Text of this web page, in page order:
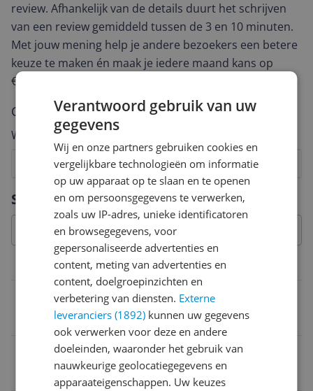
Specificaties
Overige kenmerken
Regio games
Nintendo Switch
Game platform
Nintendo Switch
review. Afhankelijk van de details duurt het schrijven
van een review gemiddeld tussen de 3 en 10 minuten.
Met jouw mening help je andere bezoekers een betere
keuze te maken én maak je iedere maand kans op
€250,-!
Cijfer
Welk cijfer geef jij dit product?
9
8
7
6
5
4
3
2
Vraag 1 van 4
Verantwoord gebruik van uw
gegevens
Wij en onze partners gebruiken cookies en
vergelijkbare technologieën om informatie
op uw apparaat op te slaan en te openen
en om persoonsgegevens te verwerken,
zoals uw IP-adres, unieke identificatoren
en browsegegevens, voor
gepersonaliseerde advertenties en
content, meting van advertenties en
content, doelgroepinzichten en
verbetering van diensten. Externe
leveranciers (1892) kunnen uw gegevens
ook verwerken voor deze en andere
doeleinden, waaronder het gebruik van
nauwkeurige geolocatiegegevens en
apparaateigenschappen. Uw keuzes